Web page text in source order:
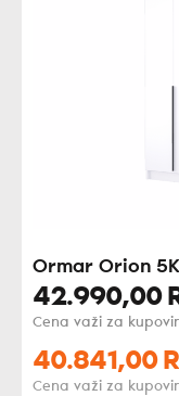
Ormar Orion 5K
42.990,00
Cena važi za
40.841,00
Cena važi za